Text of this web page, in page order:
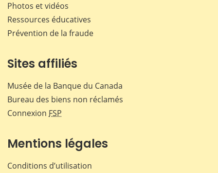
Photos et vidéos
Ressources éducatives
Prévention de la fraude
Sites affiliés
Musée de la Banque du Canada
Bureau des biens non réclamés
Connexion FSP
Mentions légales
Conditions d’utilisation